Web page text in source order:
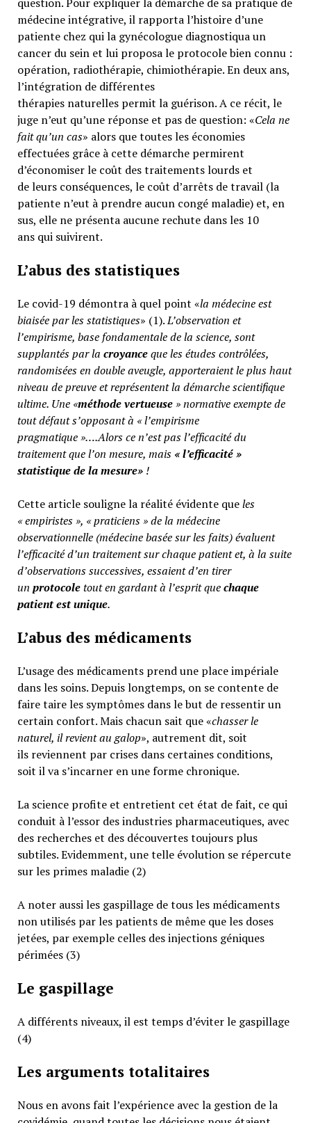
médecine intégrative, il rapporta l’histoire d’une
patiente chez qui la gynécologue diagnostiqua un
cancer du sein et lui proposa le protocole bien connu :
opération, radiothérapie, chimiothérapie. En deux ans,
l’intégration de différentes
thérapies naturelles permit la guérison. A ce récit, le
juge n’eut qu’une réponse et pas de question: «Cela ne
fait qu’un cas» alors que toutes les économies
effectuées grâce à cette démarche permirent
d’économiser le coût des traitements lourds et
de leurs conséquences, le coût d’arrêts de travail (la
patiente n’eut à prendre aucun congé maladie) et, en
sus, elle ne présenta aucune rechute dans les 10
ans qui suivirent.
L’abus des statistiques
Le covid-19 démontra à quel point «la médecine est
biaisée par les statistiques» (1).L’observation et
l’empirisme, base fondamentale de la science, sont
supplantés par la croyanceque les études contrôlées,
randomisées en double aveugle, apporteraient le plus haut
niveau de preuve et représentent la démarche scientifique
ultime. Une «méthode vertueuse» normative exempte de
tout défaut s’opposant à « l’empirisme
pragmatique »….Alors ce n’est pas l’efficacité du
traitement que l’on mesure, mais «l’efficacité »
statistique de la mesure» !
Cette article souligne la réalité évidente queles
« empiristes », « praticiens » de la médecine
observationnelle (médecine basée sur les faits) évaluent
l’efficacité d’un traitement sur chaque patient et, à la suite
d’observations successives, essaient d’en tirer
un protocoletout en gardant à l’esprit quechaque
patient est unique.
L’abus des médicaments
L’usage des médicaments prend une place impériale
dans les soins. Depuis longtemps, on se contente de
faire taire les symptômes dans le but de ressentir un
certain confort. Mais chacun sait que «chasser le
naturel, il revient au galop», autrement dit, soit
ils reviennent par crises dans certaines conditions,
soit il va s’incarner en une forme chronique.
La science profite et entretient cet état de fait, ce qui
conduit à l’essor des industries pharmaceutiques, avec
des recherches et des découvertes toujours plus
subtiles. Evidemment, une telle évolution se répercute
sur les primes maladie (2)
A noter aussi les gaspillage de tous les médicaments
non utilisés par les patients de même que les doses
jetées, par exemple celles des injections géniques
périmées (3)
Le gaspillage
A différents niveaux, il est temps d’éviter le gaspillage
(4)
Les arguments totalitaires
Nous en avons fait l’expérience avec la gestion de la